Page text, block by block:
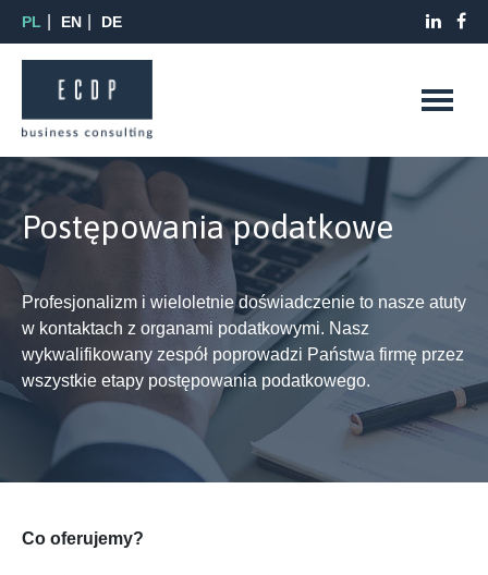
PL EN DE
Postępowania podatkowe
Profesjonalizm i wieloletnie doświadczenie to nasze atuty
w kontaktach z organami podatkowymi. Nasz
wykwalifikowany zespół poprowadzi Państwa firmę przez
wszystkie etapy postępowania podatkowego.
Co oferujemy?